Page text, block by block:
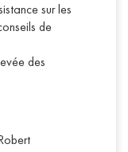
sur les
de
des